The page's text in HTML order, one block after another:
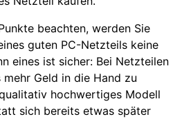
beachten, werden Sie
guten PC-Netzteils keine
eines ist sicher: Bei Netzteilen
Geld in die Hand zu
hochwertiges Modell
sich bereits etwas später